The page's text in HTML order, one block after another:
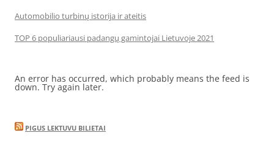
Automobilio turbinų istorija ir ateitis
TOP 6 populiariausi padangų gamintojai Lietuvoje 2021
An error has occurred, which probably means the feed is
down. Try again later.
PIGUS LEKTUVU BILIETAI